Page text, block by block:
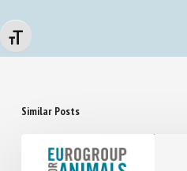
Changer la taille de la police
Similar Posts